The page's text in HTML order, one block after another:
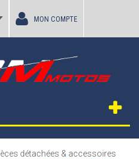
MON COMPTE
détachées & accessoires